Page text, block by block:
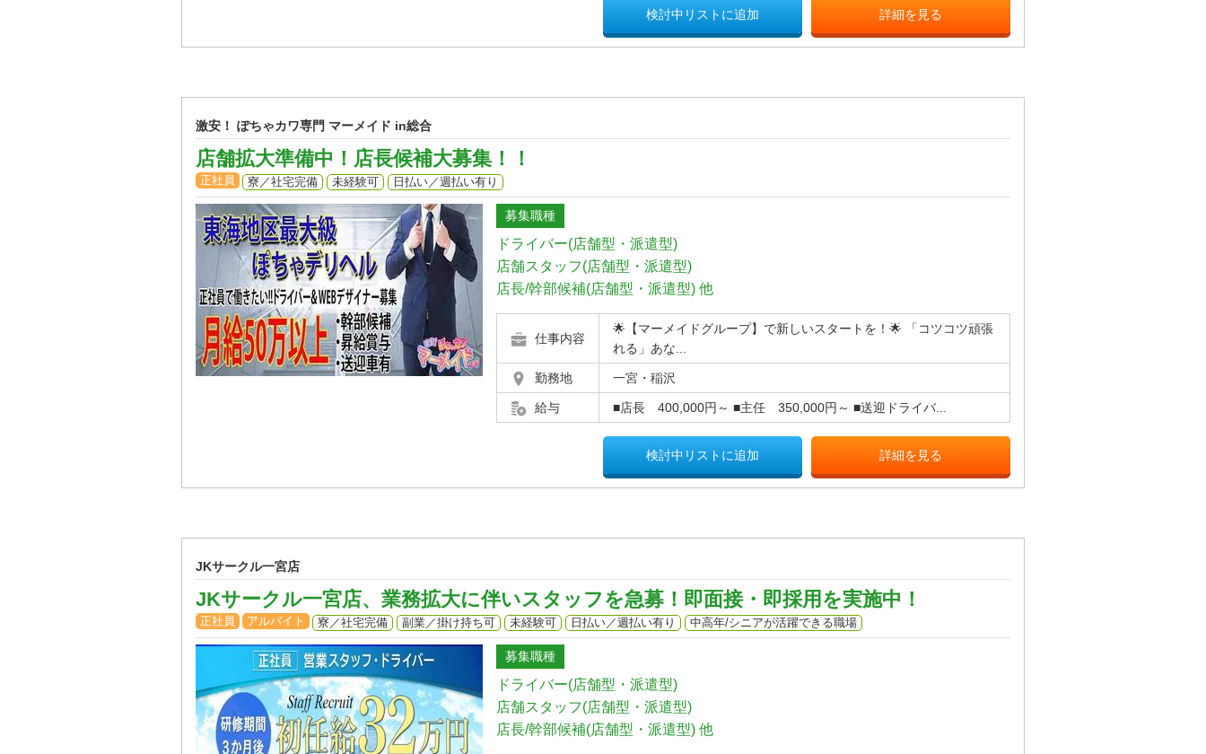
検討中リストに追加 詳細を見る
激安！ ぽちゃカワ専門 マーメイド in総合
店舗拡大準備中！店長候補大募集！！
正社員 寮／社宅完備 未経験可 日払い／週払い有り
募集職種
ドライバー(店舗型・派遣型)
店舗スタッフ(店舗型・派遣型)
店長/幹部候補(店舗型・派遣型) 他
仕事内容
🌟【マーメイドグループ】で新しいスタートを！🌟 「コツコツ頑張
れる」あな...
勤務地 一宮・稲沢
給与 ■店長 400,000円～ ■主任 350,000円～ ■送迎ドライバ...
検討中リストに追加 詳細を見る
JKサークル一宮店
JKサークル一宮店、業務拡大に伴いスタッフを急募！即面接・即採用を実施中！
正社員 アルバイト 寮／社宅完備 副業／掛け持ち可 未経験可 日払い／週払い有り 中高年/シニアが活躍できる職場
募集職種
ドライバー(店舗型・派遣型)
店舗スタッフ(店舗型・派遣型)
店長/幹部候補(店舗型・派遣型) 他